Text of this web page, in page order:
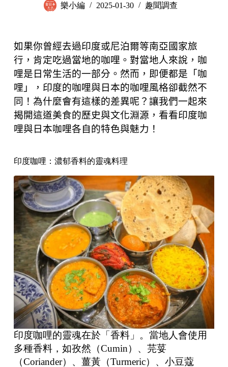
樂小編 2025-01-30 趣聞調查
如果你曾經去過印度或尼泊爾等南亞國家旅
行，肯定吃過當地的咖哩。對當地人來說，咖
哩是日常生活的一部分。然而，即便都是「咖
哩」，印度的咖哩與日本的咖哩風格卻截然不
同！為什麼會有這樣的差異呢？讓我們一起來
揭開這道美食的歷史與文化淵源，看看印度咖
哩與日本咖哩各自的特色與魅力！
印度咖哩：濃郁香料的靈魂料理
印度咖哩的靈魂在於「香料」。當地人會使用
多種香料，如孜然（Cumin）、芫荽
（Coriander）、薑黃（Turmeric）、小豆蔻